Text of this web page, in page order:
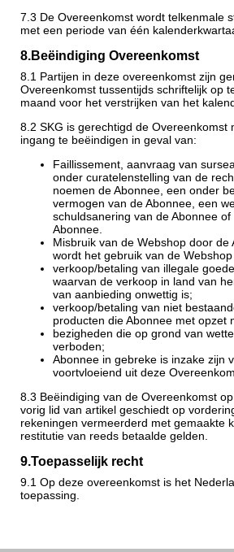
7.3 De Overeenkomst wordt telkenmale
met een periode van één
8.Beëindiging Overeenkomst
8.1 Partijen in deze overeenkomst zijn
Overeenkomst tussentijds schriftelijk op
maand voor het verstrijken van het
8.2 SKG is gerechtigd de Overeenkomst
ingang te beëindigen in geval van:
Faillissement, aanvraag van
onder curatelenstelling van de
noemen de Abonnee, een onder
vermogen van de Abonnee, een
schuldsanering van de Abonnee
Abonnee.
Misbruik van de Webshop door de
wordt het gebruik van de
verkoop/betaling van illegale
waarvan de verkoop in land van
van aanbieding onwettig is;
verkoop/betaling van niet
producten die Abonnee met opzet
bezigheden die op grond van
verboden;
Abonnee in gebreke is inzake zijn
voortvloeiend uit deze
8.3 Beëindiging van de Overeenkomst
vorig lid van artikel geschiedt op
rekeningen vermeerderd met gemaakte
restitutie van reeds betaalde gelden.
9.Toepasselijk recht
9.1 Op deze overeenkomst is het
toepassing.